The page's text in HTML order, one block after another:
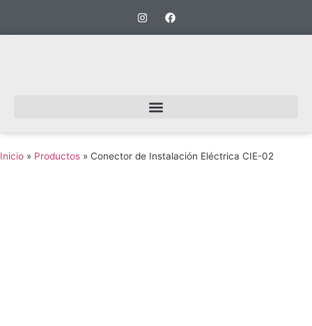
Inicio » Productos » Conector de Instalación Eléctrica CIE-02